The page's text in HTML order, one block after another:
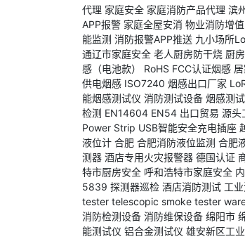
代理 家庭安全 家庭消防产品代理 滨
APP报警 家庭全屋安消 物业消防增值
能监测 消防报警APP推送 九小场所
通辽市家庭安全 老人厨房防干烧 厨
感（电池款）
RoHS FCC认证烟感
供电烟感 ISO7240 烟感出口厂家
能烟感测试仪 消防测试设备 烟感测
检测 EN14604 EN54 出口贸易 源头
Power Strip USB智能安全充电插座
液位计 合肥 合肥消防液位监测 合肥
测器 酒店专用火灾报警器 德国认证
特市厨房安全 呼和浩特市家庭安全
5839 探测器巡检 酒店消防测试 工
tester telescopic smoke tester
消防检测设备 消防维保设备 绵阳市
能测试仪 铝合金测试仪 雄安新区工